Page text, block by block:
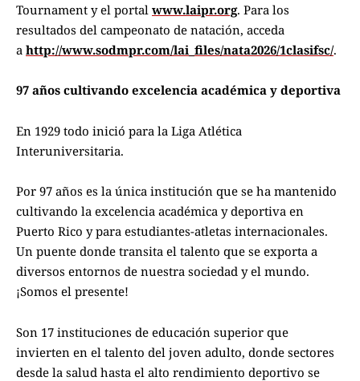
Tournament y el portal www.laipr.org. Para los
resultados del campeonato de natación, acceda
a http://www.sodmpr.com/lai_files/nata2026/1clasifsc/.
97 años cultivando excelencia académica y deportiva
En 1929 todo inició para la Liga Atlética
Interuniversitaria.
Por 97 años es la única institución que se ha mantenido
cultivando la excelencia académica y deportiva en
Puerto Rico y para estudiantes-atletas internacionales.
Un puente donde transita el talento que se exporta a
diversos entornos de nuestra sociedad y el mundo.
¡Somos el presente!
Son 17 instituciones de educación superior que
invierten en el talento del joven adulto, donde sectores
desde la salud hasta el alto rendimiento deportivo se